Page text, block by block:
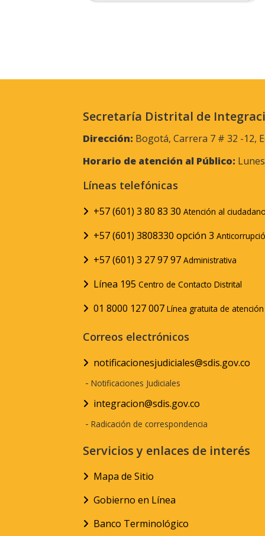
Secretaría Distrital de
Dirección: Bogotá, Carrera 7 # 32 -12,
Horario de atención al Público:
Líneas telefónicas
+57 (601) 3 80 83 30 Atención al
+57 (601) 3808330 opción 3
+57 (601) 3 27 97 97 Administrativa
Línea 195 Centro de Contacto Distrital
01 8000 127 007 Línea gratuita de
Correos electrónicos
notificacionesjudiciales@sdis.gov.co
- Notificaciones Judiciales
integracion@sdis.gov.co
- Radicación de correspondencia
Servicios y enlaces de interés
Mapa de Sitio
Gobierno en Línea
Banco Terminológico